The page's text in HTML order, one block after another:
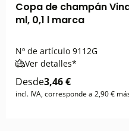
Copa de champán
ml, 0,1 l marca
Nº de artículo 9112G
Ver detalles*
Desde3,46 €
incl. IVA, corresponde a 2,90 €